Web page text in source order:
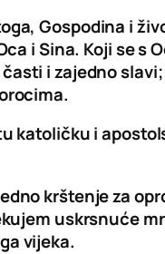
Gospodina i
i Sina. Koji se s
i zajedno
katoličku i
krštenje za
uskrsnuće
vijeka.